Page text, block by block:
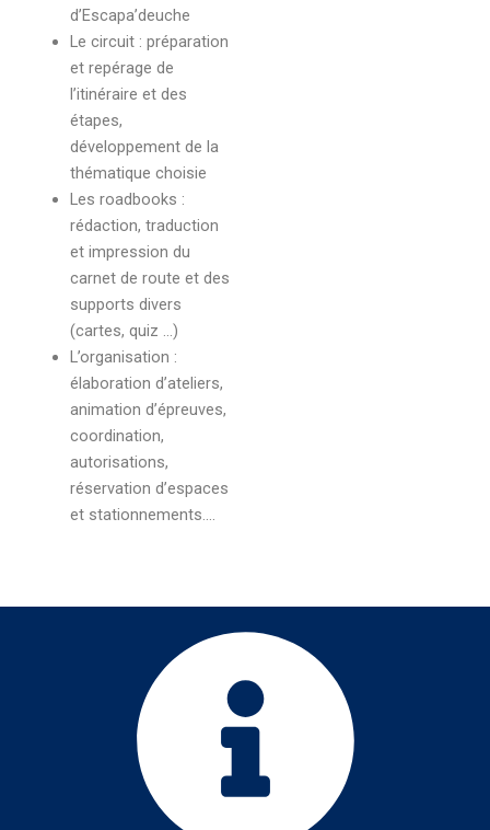
d’Escapa’deuche
Le circuit : préparation
et repérage de
l’itinéraire et des
étapes,
développement de la
thématique choisie
Les roadbooks :
rédaction, traduction
et impression du
carnet de route et des
supports divers
(cartes, quiz …)
L’organisation :
élaboration d’ateliers,
animation d’épreuves,
coordination,
autorisations,
réservation d’espaces
et stationnements….